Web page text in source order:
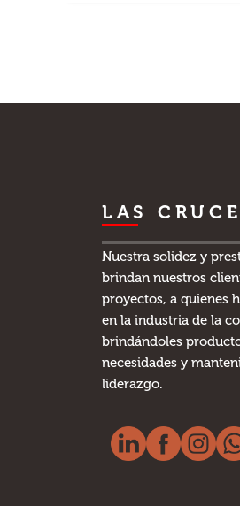
LAS
Nuestra solidez y
brindan nuestros
proyectos, a quienes
en la industria de la
brindándoles
necesidades y
liderazgo.